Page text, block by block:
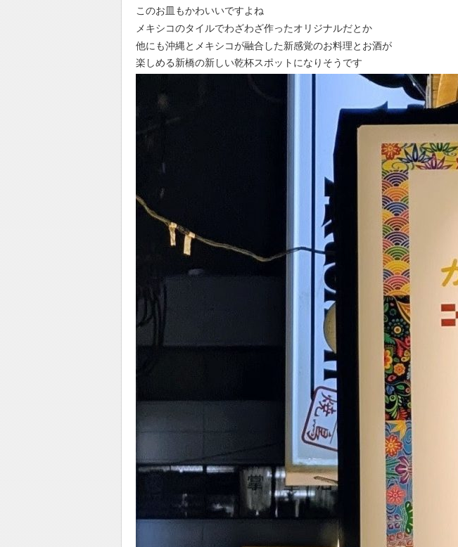
このお皿もかわいいですよね
メキシコのタイルでわざわざ作ったオリジナルだとか
他にも沖縄とメキシコが融合した新感覚のお料理とお酒が
楽しめる新橋の新しい乾杯スポットになりそうです